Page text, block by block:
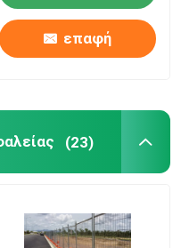
επαφή
(23)